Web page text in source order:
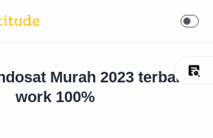
Murah 2023 terbaru
work 100%